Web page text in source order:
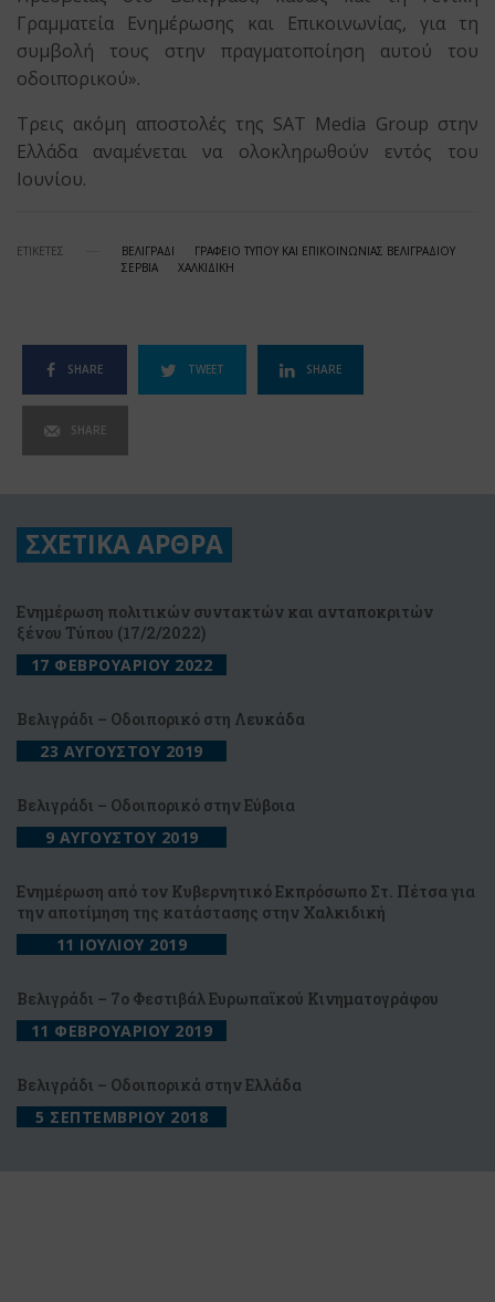
Γραμματεία Ενημέρωσης και Επικοινωνίας, για τη
συμβολή τους στην πραγματοποίηση αυτού του
οδοιπορικού».
Τρεις ακόμη αποστολές της SAT Media Group στην
Ελλάδα αναμένεται να ολοκληρωθούν εντός του
Ιουνίου.
ΕΤΙΚΕΤΕΣ ΒΕΛΙΓΡΑΔΙ
ΓΡΑΦΕΙΟ ΤΥΠΟΥ ΚΑΙ ΕΠΙΚΟΙΝΩΝΙΑΣ ΒΕΛΙΓΡΑΔΙΟΥ
ΣΕΡΒΙΑ
ΧΑΛΚΙΔΙΚΗ
SHARE TWEET SHARE
SHARE
ΣΧΕΤΙΚΑ ΑΡΘΡΑ
Ενημέρωση πολιτικών συντακτών και ανταποκριτών
ξένου Τύπου (17/2/2022)
17 ΦΕΒΡΟΥΑΡΙΟΥ 2022
Βελιγράδι – Οδοιπορικό στη Λευκάδα
23 ΑΥΓΟΥΣΤΟΥ 2019
Βελιγράδι – Οδοιπορικό στην Εύβοια
9 ΑΥΓΟΥΣΤΟΥ 2019
Ενημέρωση από τον Κυβερνητικό Εκπρόσωπο Στ. Πέτσα για
την αποτίμηση της κατάστασης στην Χαλκιδική
11 ΙΟΥΛΙΟΥ 2019
Βελιγράδι – 7ο Φεστιβάλ Ευρωπαϊκού Κινηματογράφου
11 ΦΕΒΡΟΥΑΡΙΟΥ 2019
Βελιγράδι – Οδοιπορικά στην Ελλάδα
5 ΣΕΠΤΕΜΒΡΙΟΥ 2018